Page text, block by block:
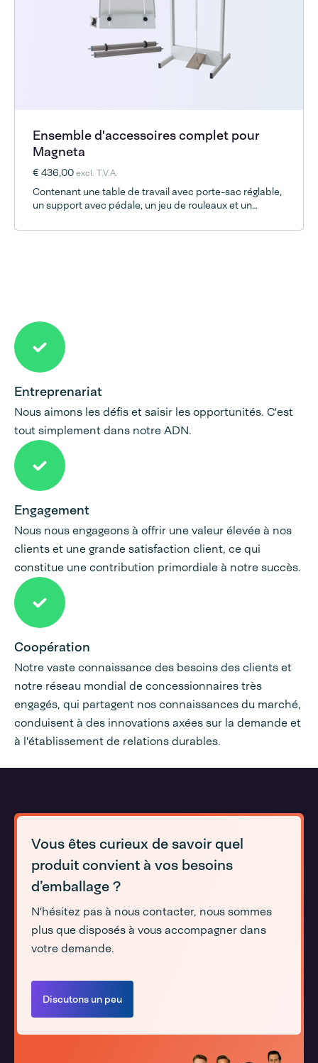
Ensemble d'accessoires complet pour
Magneta
€ 436,00excl. T.V.A.
Contenant une table de travail avec porte-sac réglable,
un support avec pédale, un jeu de rouleaux et un
Entreprenariat
Nous aimons les défis et saisir les opportunités. C'est
tout simplement dans notre ADN.
Engagement
Nous nous engageons à offrir une valeur élevée à nos
clients et une grande satisfaction client, ce qui
constitue une contribution primordiale à notre succès.
Coopération
Notre vaste connaissance des besoins des clients et
notre réseau mondial de concessionnaires très
engagés, qui partagent nos connaissances du marché,
conduisent à des innovations axées sur la demande et
à l'établissement de relations durables.
Vous êtes curieux de savoir quel
produit convient à vos besoins
d’emballage ?
N'hésitez pas à nous contacter, nous sommes
plus que disposés à vous accompagner dans
votre demande.
Discutons un peu